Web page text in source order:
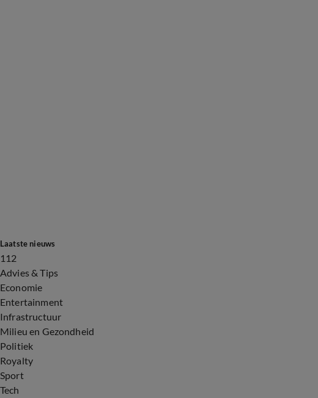
Laatste nieuws
112
Advies & Tips
Economie
Entertainment
Infrastructuur
Milieu en Gezondheid
Politiek
Royalty
Sport
Tech